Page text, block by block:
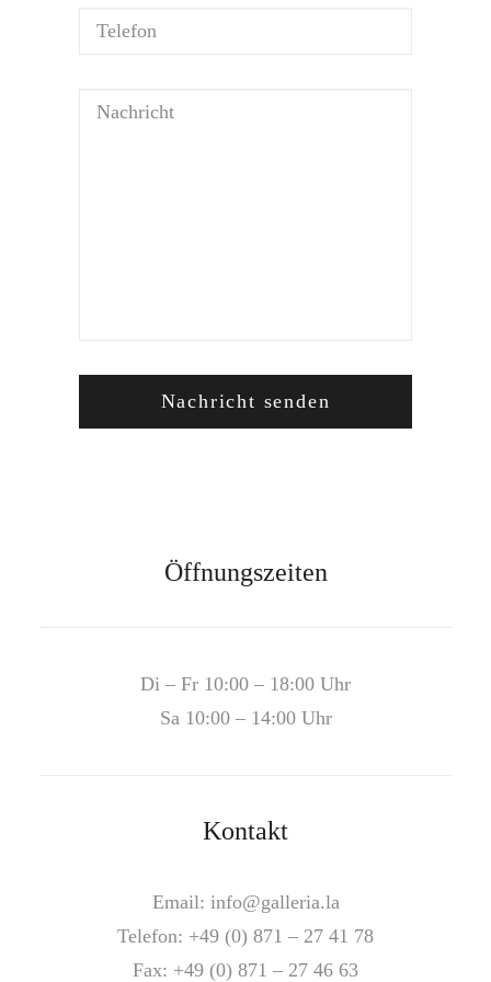
Öffnungszeiten
Di – Fr 10:00 – 18:00 Uhr
Sa 10:00 – 14:00 Uhr
Kontakt
Email: info@galleria.la
Telefon: +49 (0) 871 – 27 41 78
Fax: +49 (0) 871 – 27 46 63